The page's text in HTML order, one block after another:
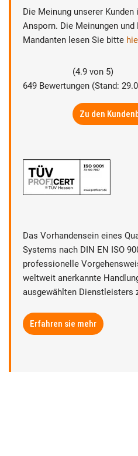
Die Meinung unserer
Ansporn. Die Meinungen und
Mandanten lesen Sie bitte
(4.9 von 5)
649 Bewertungen (Stand:
Zu den
Das Vorhandensein eines
Systems nach DIN EN ISO
professionelle
weltweit anerkannte
ausgewählten Dienstleisters
Erfahren sie mehr